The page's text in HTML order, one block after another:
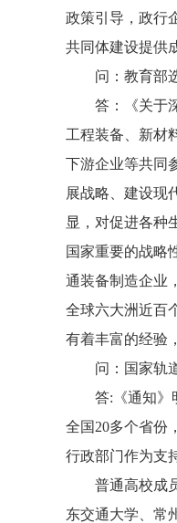
政策引导，政行
共同体建设提供
问：教育部
答：《关于
工程装备、新材
下游企业等共同
展战略、建设现
显，对促进各种
国家重要的战略
通装备制造企业
全球六大洲近百
有着丰富的经验
问：国家轨
答:《通知》
全国20多个省份
行政部门作为支
普通高校成
东交通大学、常